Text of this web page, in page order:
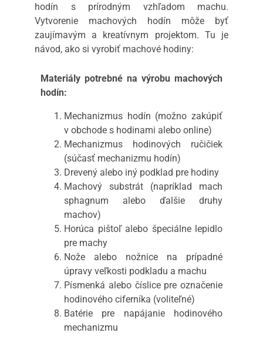
hodín s prírodným vzhľadom machu.
Vytvorenie machových hodín môže byť
zaujímavým a kreatívnym projektom. Tu je
návod, ako si vyrobiť machové hodiny:
Materiály potrebné na výrobu machových
hodín:
Mechanizmus hodín (možno zakúpiť
v obchode s hodinami alebo online)
Mechanizmus hodinových ručičiek
(súčasť mechanizmu hodín)
Drevený alebo iný podklad pre hodiny
Machový substrát (napríklad mach
sphagnum alebo ďalšie druhy
machov)
Horúca pištoľ alebo špeciálne lepidlo
pre machy
Nože alebo nožnice na prípadné
úpravy veľkosti podkladu a machu
Písmenká alebo číslice pre označenie
hodinového ciferníka (voliteľné)
Batérie pre napájanie hodinového
mechanizmu